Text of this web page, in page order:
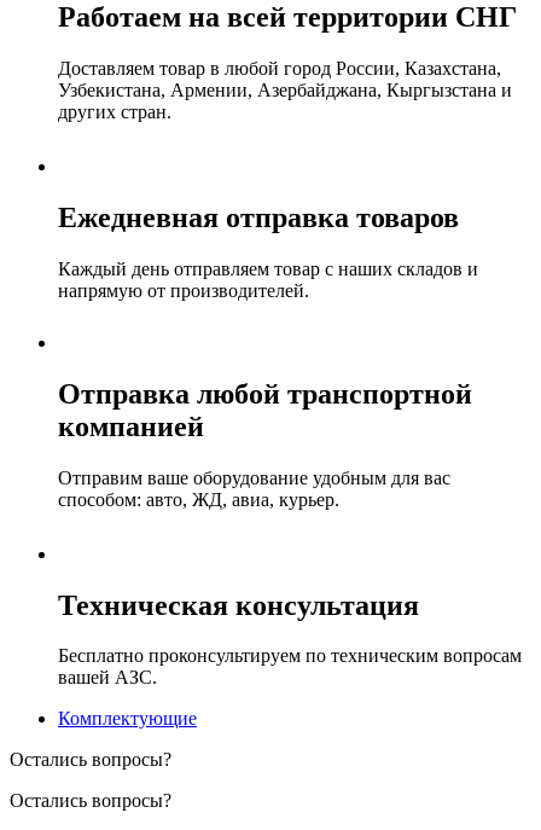
Работаем на всей территории СНГ
Доставляем товар в любой город России, Казахстана,
Узбекистана, Армении, Азербайджана, Кыргызстана и
других стран.
Ежедневная отправка товаров
Каждый день отправляем товар с наших складов и
напрямую от производителей.
Отправка любой транспортной
компанией
Отправим ваше оборудование удобным для вас
способом: авто, ЖД, авиа, курьер.
Техническая консультация
Бесплатно проконсультируем по техническим вопросам
вашей АЗС.
Комплектующие
Остались вопросы?
Остались вопросы?